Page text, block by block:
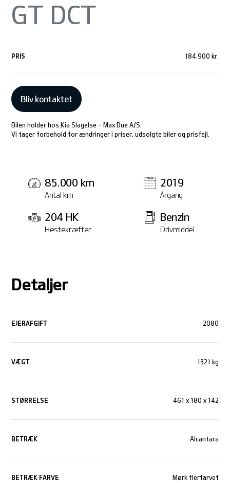
GT DCT
PRIS 184.900 kr.
Bliv kontaktet
Bilen holder hos Kia Slagelse - Max Due A/S.
Vi tager forbehold for ændringer i priser, udsolgte biler og prisfejl.
85.000 km
Antal km
2019
Årgang
204 HK
Hestekræfter
Benzin
Drivmiddel
Detaljer
EJERAFGIFT 2080
VÆGT 1321 kg
STØRRELSE 461 x 180 x 142
BETRÆK Alcantara
BETRÆK FARVE Mørk flerfarvet